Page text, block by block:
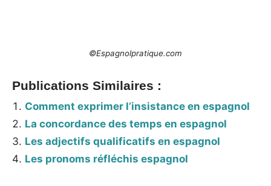
©Espagnolpratique.com
Publications Similaires :
Comment exprimer l’insistance en espagnol
La concordance des temps en espagnol
Les adjectifs qualificatifs en espagnol
Les pronoms réfléchis espagnol